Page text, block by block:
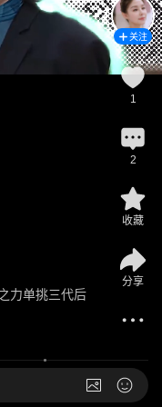
力单挑三代后
关注
1
2
收藏
分享